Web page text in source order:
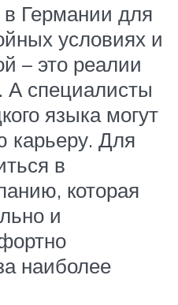
в Германии для
условиях и
– это реалии
А специалисты
языка могут
карьеру. Для
в
которая
и
наиболее